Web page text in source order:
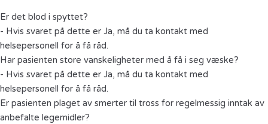
Er det blod i spyttet?
- Hvis svaret på dette er Ja, må du ta kontakt med
helsepersonell for å få råd.
Har pasienten store vanskeligheter med å få i seg væske?
- Hvis svaret på dette er Ja, må du ta kontakt med
helsepersonell for å få råd.
Er pasienten plaget av smerter til tross for regelmessig inntak av
anbefalte legemidler?